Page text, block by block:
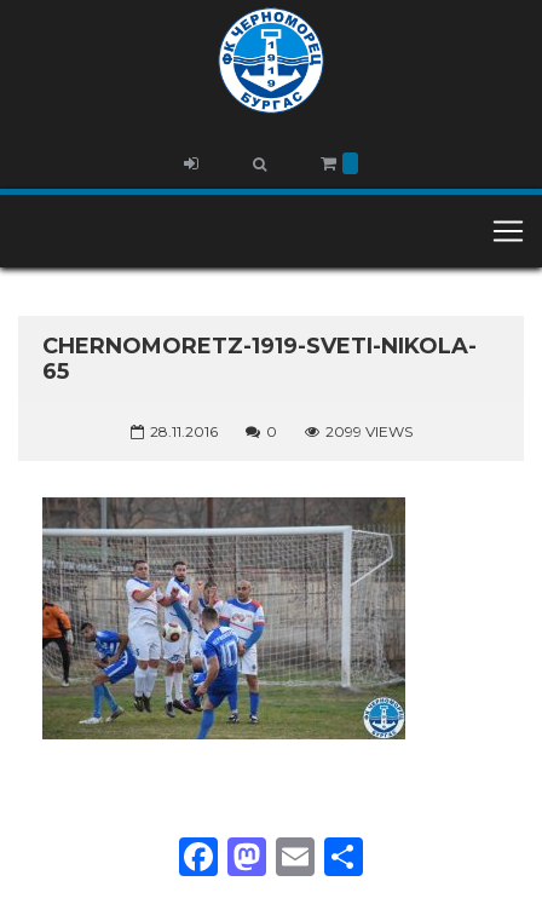
CHERNOMORETZ-1919-SVETI-NIKOLA-
65
28.11.2016 0 2099 VIEWS
Facebook
Mastodon
Email